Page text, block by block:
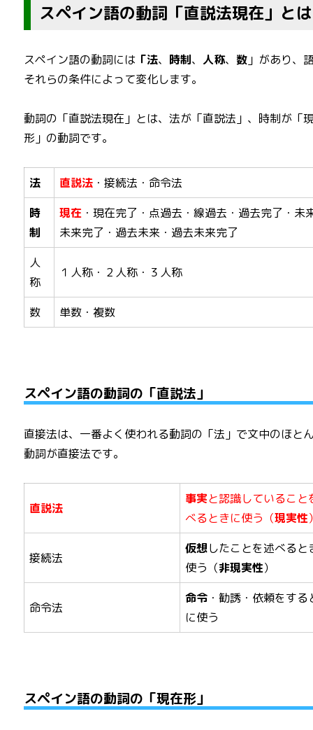
スペイン語の動詞「直説法現在」とは
スペイン語の動詞には 「法、 時制、 人称、数 」があり、
それらの条件によって変化します。
動詞の「直説法現在」とは、法が「直説法」、時制が「
形」の動詞です。
法 直説法 ・接続法・命令法
時
制
現在 ・現在完了・点過去・線過去・過去完了・未
未来完了・過去未来・過去未来完了
人
称
１人称・２人称・３人称
数 単数・複数
スペイン語の動詞の「直説法」
直接法は、一番よく使われる動詞の「法」で文中のほと
動詞が直接法です。
直説法
事実と認識していること
べるときに使う（現実性
接続法
仮想したことを述べると
使う（非現実性）
命令法
命令 ・勧誘・依頼をする
に使う
スペイン語の動詞の「現在形」